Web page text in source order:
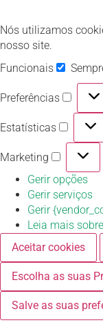
Nós utilizamos
nosso site.
Funcionais
Preferências
Estatísticas
Marketing
Gerir opções
Gerir serviços
Gerir
Leia mais
Aceitar cookies
Escolha as suas
Salve as suas